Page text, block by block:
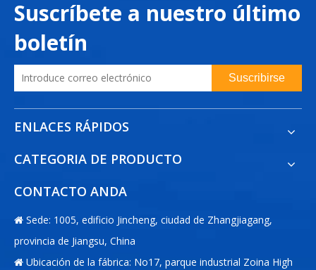
Suscríbete a nuestro último
boletín
Suscribirse
ENLACES RÁPIDOS
CATEGORIA DE PRODUCTO
CONTACTO ANDA
 Sede: 1005, edificio Jincheng, ciudad de Zhangjiagang,
provincia de Jiangsu, China
 Ubicación de la fábrica: No17, parque industrial Zoina High